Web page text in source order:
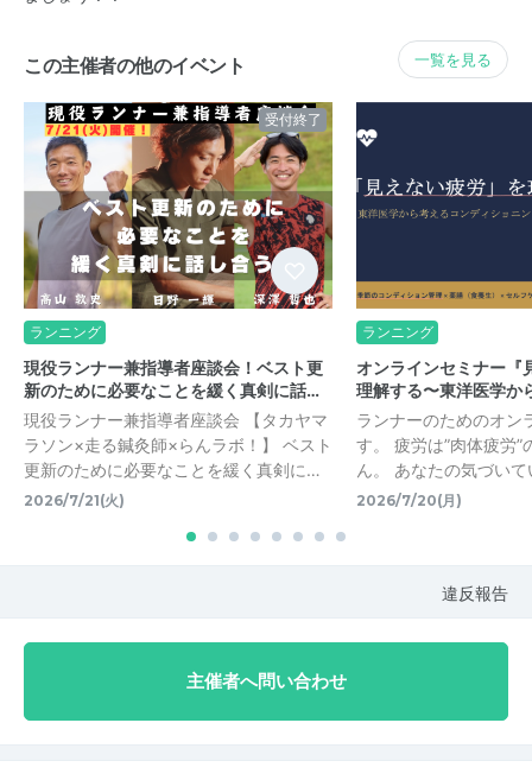
この主催者の他のイベント 一覧を見る
受付終了
ランニング
現役ランナー兼指導者座談会！ベスト更
新のために必要なことを緩く真剣に話…
現役ランナー兼指導者座談会 【タカヤマ
ラソン×走る鍼灸師×らんラボ！】 ベスト
更新のために必要なことを緩く真剣に…
2026/7/21(火)
ランニング
オンラインセミナー『
理解する〜東洋医学か
ランナーのためのオン
す。 疲労は”肉体疲労”
ん。 あなたの気づい
2026/7/20(月)
違反報告
主催者へ問い合わせ